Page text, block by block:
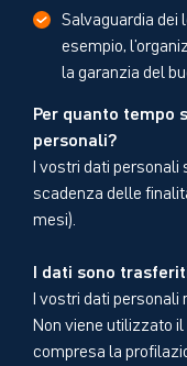
Salvaguardia dei
esempio,
la garanzia del
Per quanto tempo
personali?
I vostri dati
scadenza delle
mesi).
I dati sono
I vostri dati personali
Non viene utilizzato
compresa la